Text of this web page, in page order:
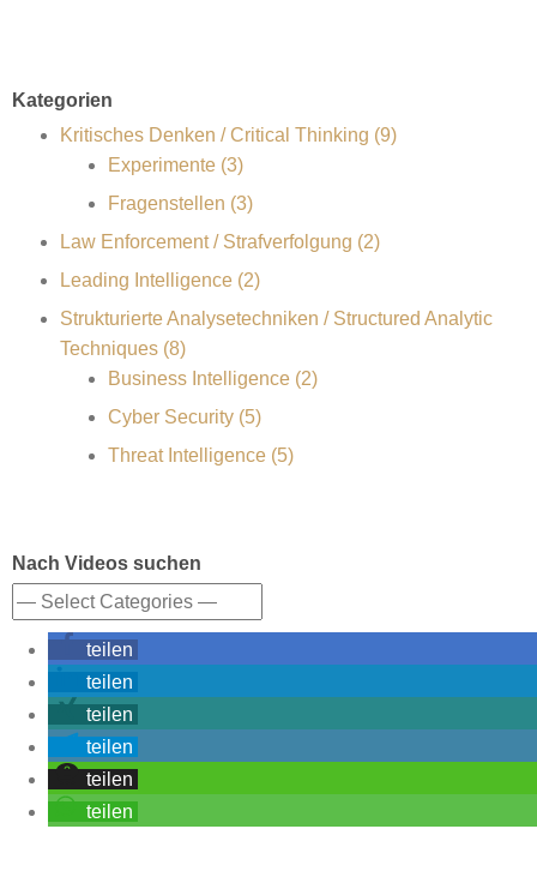
Kategorien
Kritisches Denken / Critical Thinking (9)
Experimente (3)
Fragenstellen (3)
Law Enforcement / Strafverfolgung (2)
Leading Intelligence (2)
Strukturierte Analysetechniken / Structured Analytic
Techniques (8)
Business Intelligence (2)
Cyber Security (5)
Threat Intelligence (5)
Nach Videos suchen
teilen
teilen
teilen
teilen
teilen
teilen